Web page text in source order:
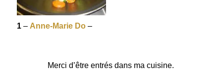
1– Anne-Marie Do–
Merci d’être entrés dans ma cuisine.